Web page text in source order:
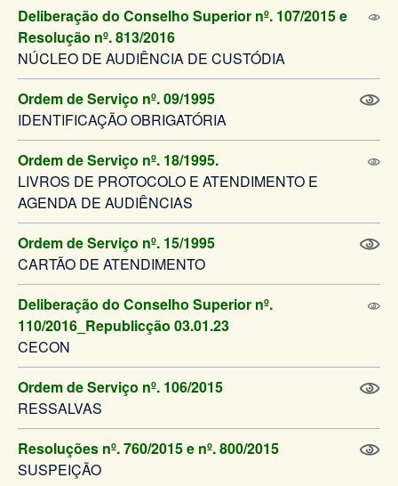
Deliberação do Conselho Superior nº. 107/2015 e
Resolução nº. 813/2016
NÚCLEO DE AUDIÊNCIA DE CUSTÓDIA
Ordem de Serviço nº. 09/1995
IDENTIFICAÇÃO OBRIGATÓRIA
Ordem de Serviço nº. 18/1995.
LIVROS DE PROTOCOLO E ATENDIMENTO E
AGENDA DE AUDIÊNCIAS
Ordem de Serviço nº. 15/1995
CARTÃO DE ATENDIMENTO
Deliberação do Conselho Superior nº.
110/2016_Republicção 03.01.23
CECON
Ordem de Serviço nº. 106/2015
RESSALVAS
Resoluções nº. 760/2015 e nº. 800/2015
SUSPEIÇÃO